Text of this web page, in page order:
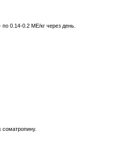
0.14-0.2 МЕ/кг через день.
соматропину.